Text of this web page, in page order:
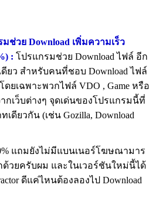
มช่วย Download เพิ่มความเร็ว
: โปรแกรมช่วย Download ไฟล์ อีก
ยว สำหรับคนที่ชอบ Download ไฟล์
ดยเฉพาะพวกไฟล์ VDO , Game หรือ
ากเว็บต่างๆ จุดเด่นของโปรแกรมนี้ที่
ดียวกัน (เช่น Gozilla, Download
แถมยังไม่มีแบนเนอร์โฆษณามาร
วยครับผม และในเวอร์ชันใหม่นี้ได้
ดีแค่ไหนต้องลองไป Download